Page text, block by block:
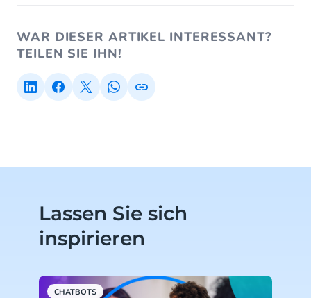
WAR DIESER ARTIKEL INTERESSANT?
TEILEN SIE IHN!
Lassen Sie sich
inspirieren
CHATBOTS